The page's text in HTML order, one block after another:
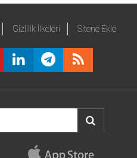
Gizlilik İlkeleri Sitene Ekle